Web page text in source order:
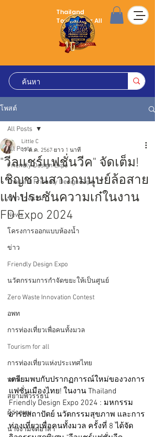
Thailand
Tourism for All
โพสต์
All Posts
Friendly Design Expo
Thailand Friendly Design Expo
ข่าวโรงแรม
News
โครงการออกแบบห้องน้ำ
ข่าว
Friendly Design Expo
นวัตกรรมการกำจัดขยะให้เป็นศูนย์
Zero Waste Innovation Contest
อพท
การท่องเที่ยวเพื่อคนทั้งมวล
Tourism for all
การท่องเที่ยวแห่งประเทศไทย
ททท.
สยามพิวรรธน์
ผู้ว่ากทม
นางงามจิตอาสา
All Posts
"วีลแชร์แฟชั่นวีค" จัดเต็ม!
เชิญชวนสาวกมนุษย์ล้อสาย
แฟ ประชันความเก๋ในงาน
FD Expo 2024
Little C
17 ต.ค. 2567 ยาว 1 นาที
เตรียมพบกับปรากฏการณ์ใหม่ของวงการ
แฟชั่นเมืองไทย! ในงาน Thailand
Friendly Design Expo 2024 : มหกรรม
อารยสถาปัตย์ นวัตกรรมสุขภาพ และการ
ท่องเที่ยวเพื่อคนทั้งมวล ครั้งที่ 8 ได้จัด